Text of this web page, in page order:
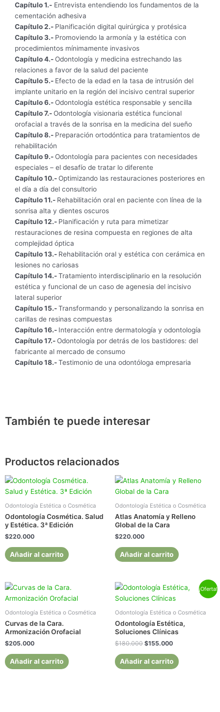
Casos
Tomo
cantidad
Capítulo 1.- Entrevista entendiendo los fundamentos de la
cementación adhesiva
Capítulo 2.- Planificación digital quirúrgica y protésica
Capítulo 3.- Promoviendo la armonía y la estética con
procedimientos mínimamente invasivos
Capítulo 4.- Odontología y medicina estrechando las
relaciones a favor de la salud del paciente
Capítulo 5.- Efecto de la edad en la tasa de intrusión del
implante unitario en la región del incisivo central superior
Capítulo 6.- Odontología estética responsable y sencilla
Capítulo 7.- Odontología visionaria estética funcional
orofacial a través de la sonrisa en la medicina del sueño
Capítulo 8.- Preparación ortodóntica para tratamientos de
rehabilitación
Capítulo 9.- Odontología para pacientes con necesidades
especiales – el desafío de tratar lo diferente
Capítulo 10.- Optimizando las restauraciones posteriores en
el día a día del consultorio
Capítulo 11.- Rehabilitación oral en paciente con línea de la
sonrisa alta y dientes oscuros
Capítulo 12.- Planificación y ruta para mimetizar
restauraciones de resina compuesta en regiones de alta
complejidad óptica
Capítulo 13.- Rehabilitación oral y estética con cerámica en
lesiones no cariosas
Capítulo 14.-Tratamiento interdisciplinario en la resolución
estética y funcional de un caso de agenesia del incisivo
lateral superior
Capítulo 15.-Transformando y personalizando la sonrisa en
carillas de resinas compuestas
Capítulo 16.- Interacción entre dermatología y odontología
Capítulo 17.- Odontología por detrás de los bastidores: del
fabricante al mercado de consumo
Capítulo 18.-Testimonio de una odontóloga empresaria
También te puede interesar
Productos relacionados
Odontología Estética o Cosmética
Odontología Cosmética. Salud
y Estética. 3ª Edición
$220.000
Añadir al carrito
Odontología Estética o Cosmética
Atlas Anatomía y Relleno
Global de la Cara
$220.000
Añadir al carrito
Odontología Estética o Cosmética
Curvas de la Cara.
Armonización Orofacial
$205.000
Añadir al carrito
¡Oferta!
Odontología Estética o Cosmética
Odontología Estética,
Soluciones Clínicas
$180.000
El
precio
original
era:
$180.000.
$155.000
El
precio
actual
es:
$155.000.
Añadir al carrito